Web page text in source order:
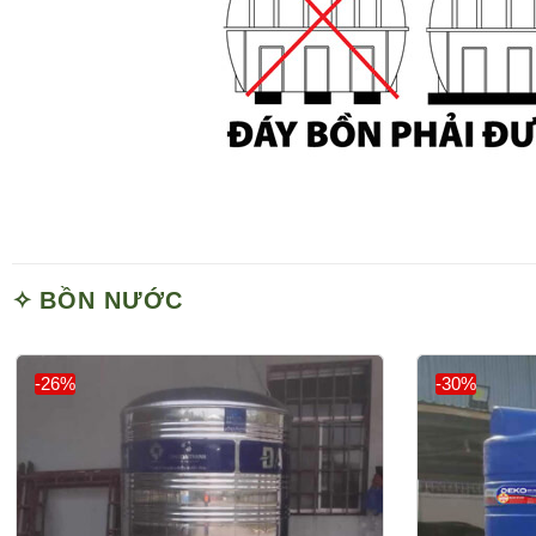
BỒN NƯỚC
-26% -30%